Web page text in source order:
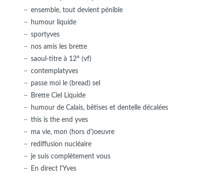
ensemble, tout devient pénible
humour liquide
sportyves
nos amis les brette
saoul-titre à 12° (vf)
contemplatyves
passe moi le (bread) sel
Brette Ciel Liquide
humour de Calais, bêtises et dentelle décalées
this is the end yves
ma vie, mon (hors d')oeuvre
rediffusion nucléaire
je suis complètement vous
En direct l'Yves